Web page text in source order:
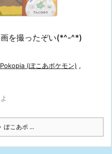
を撮ったぞい(*^-^*)
(ぽこあポケモン) ,
ぽこあポ ...